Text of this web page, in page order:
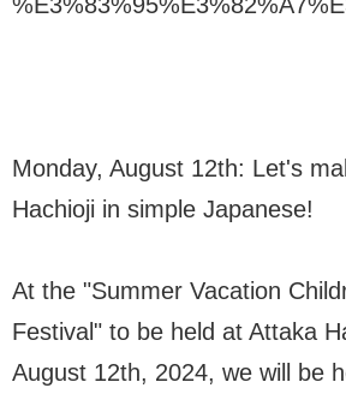
Monday, August 12th: Let's
Hachioji in simple Japanese!
At the "Summer Vacation
Festival" to be held at Attaka
August 12th, 2024, we will be